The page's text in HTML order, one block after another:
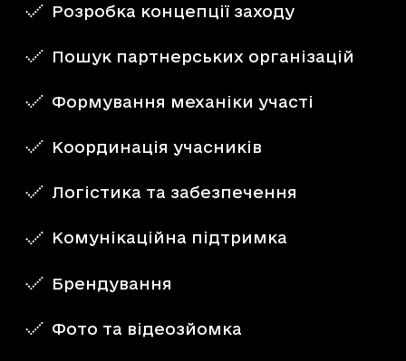
Розробка концепції заходу
Пошук партнерських організацій
Формування механіки участі
Координація учасників
Логістика та забезпечення
Комунікаційна підтримка
Брендування
Фото та відеозйомка